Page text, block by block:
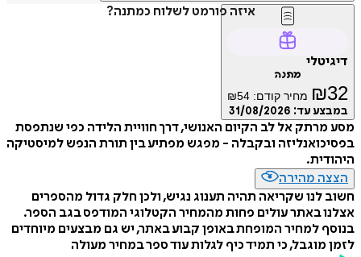
איזה פורמט לשלוח כמתנה?
דיגיטלי
מתנה
₪32 מחיר קודם: ₪54
במבצע עד: 31/08/2026
מסע מרתק אל לב הקיום האנושי, דרך חוויית הלידה כפי שנתפסת
בפסיכואנליזה ובקבלה - מפגש מפתיע בין תורת הנפש למיסטיקה
היהודית.
הצצה מהירה
חשוב לנו שקריאה תהיה תענוג נגיש, ולכן חלק גדול מהספרים
אצלנו באתר עולים פחות מהמחיר הקטלוגי המודפס בגב הספר.
בנוסף למחיר המופחת באופן קבוע באתר, יש גם מבצעים מיוחדים
לזמן מוגבל, כי תמיד כיף לגלות עוד ספר במחיר מעולה